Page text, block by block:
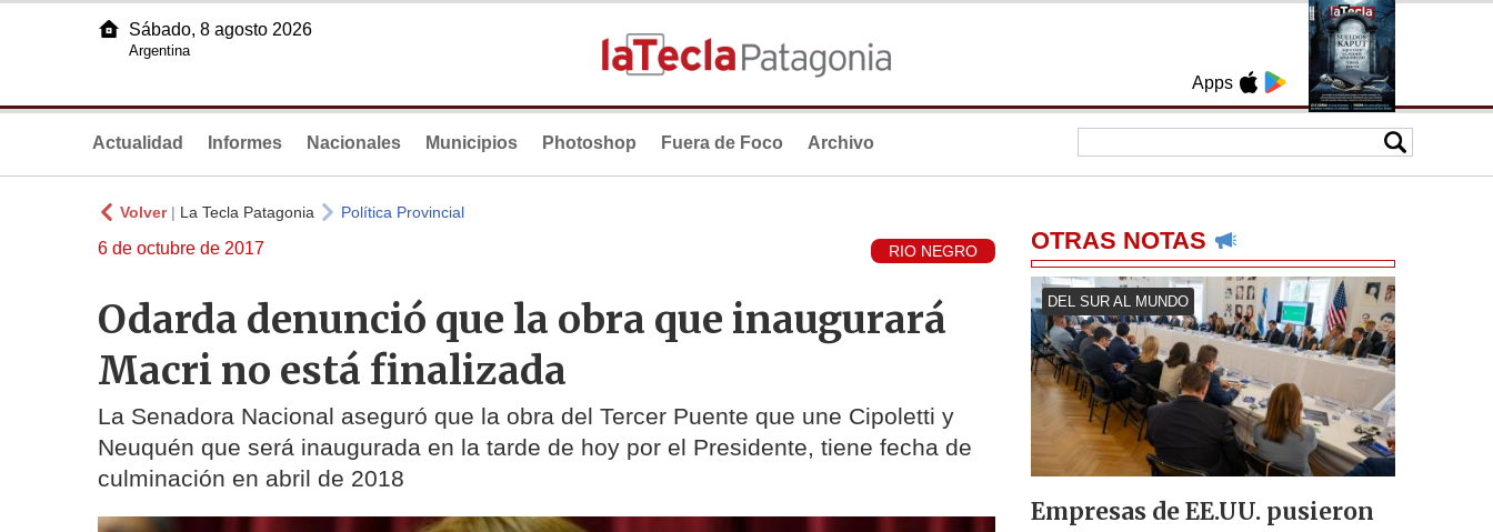
Apps
Sábado, 8 agosto 2026
Argentina
Actualidad Informes Nacionales Municipios Photoshop Fuera de Foco Archivo
Volver| La Tecla Patagonia Política Provincial
6 de octubre de 2017 RIO NEGRO
Odarda denunció que la obra que inaugurará
Macri no está finalizada
La Senadora Nacional aseguró que la obra del Tercer Puente que une Cipoletti y
Neuquén que será inaugurada en la tarde de hoy por el Presidente, tiene fecha de
culminación en abril de 2018
OTRAS NOTAS
DEL SUR AL MUNDO
Empresas de EE.UU. pusieron